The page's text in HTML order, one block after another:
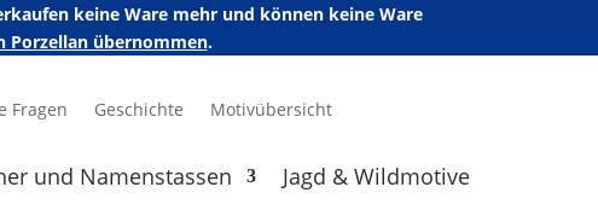
keine Ware mehr und können keine Ware
Porzellan übernommen.
Fragen Geschichte Motivübersicht
und Namenstassen
Jagd & Wildmotive